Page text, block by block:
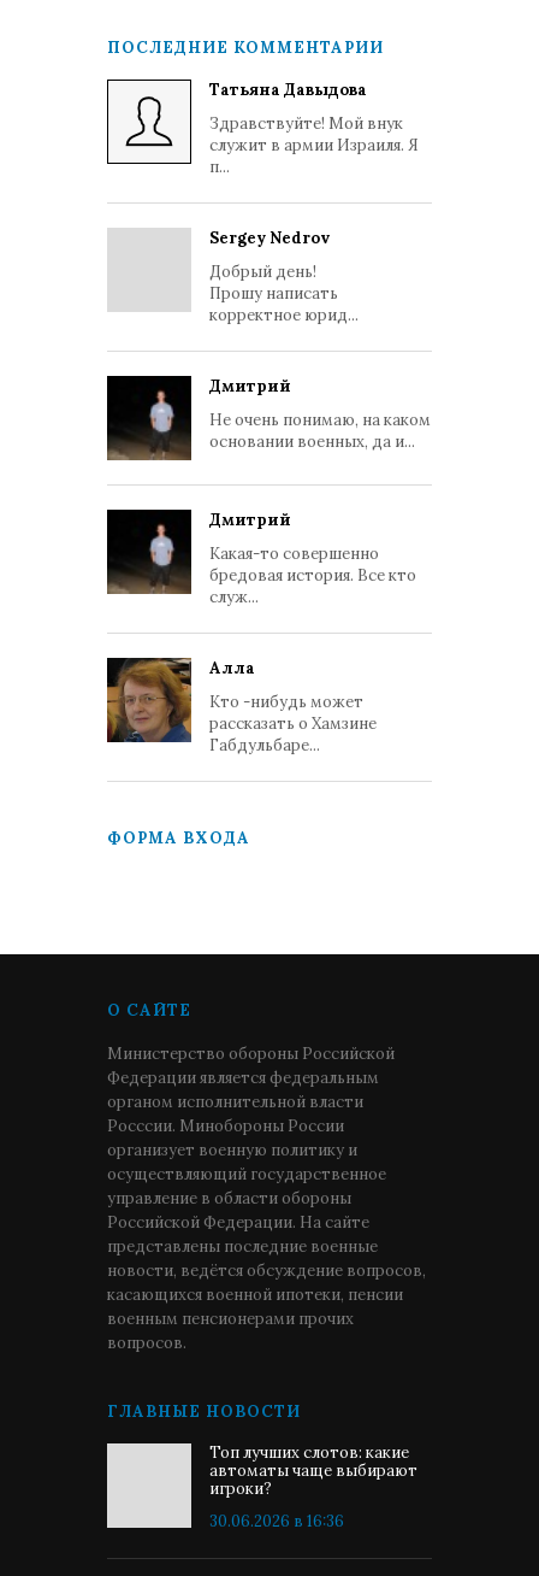
ПОСЛЕДНИЕ КОММЕНТАРИИ
Татьяна Давыдова
Здравствуйте! Мой внук
служит в армии Израиля. Я
п...
Sergey Nedrov
Добрый день!
Прошу написать
корректное юрид...
Дмитрий
Не очень понимаю, на каком
основании военных, да и...
Дмитрий
Какая-то совершенно
бредовая история. Все кто
служ...
Алла
Кто -нибудь может
рассказать о Хамзине
Габдульбаре...
ФОРМА ВХОДА
О САЙТЕ
Министерство обороны Российской
Федерации является федеральным
органом исполнительной власти
Росссии. Минобороны России
организует военную политику и
осуществляющий государственное
управление в области обороны
Российской Федерации. На сайте
представлены последние военные
новости, ведётся обсуждение вопросов,
касающихся военной ипотеки, пенсии
военным пенсионерами прочих
вопросов.
ГЛАВНЫЕ НОВОСТИ
Топ лучших слотов: какие
автоматы чаще выбирают
игроки?
30.06.2026 в 16:36